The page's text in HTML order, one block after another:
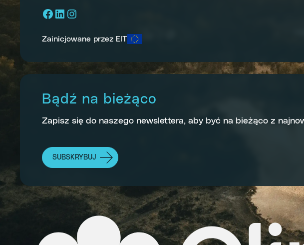
Facebook
LinkedIn
Instagram
Zainicjowane przez EIT
Bądź na bieżąco
Zapisz się do naszego newslettera, aby być na bieżąco z
SUBSKRYBUJ